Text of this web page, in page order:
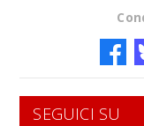
SEGUICI SU